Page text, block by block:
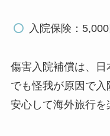
入院保険：5,000
傷害入院補償は、
でも怪我が原因で
安心して海外旅行を